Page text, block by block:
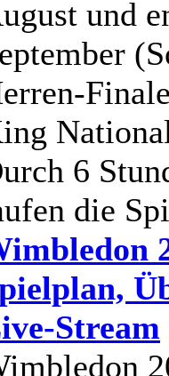
und
6
die
Stream